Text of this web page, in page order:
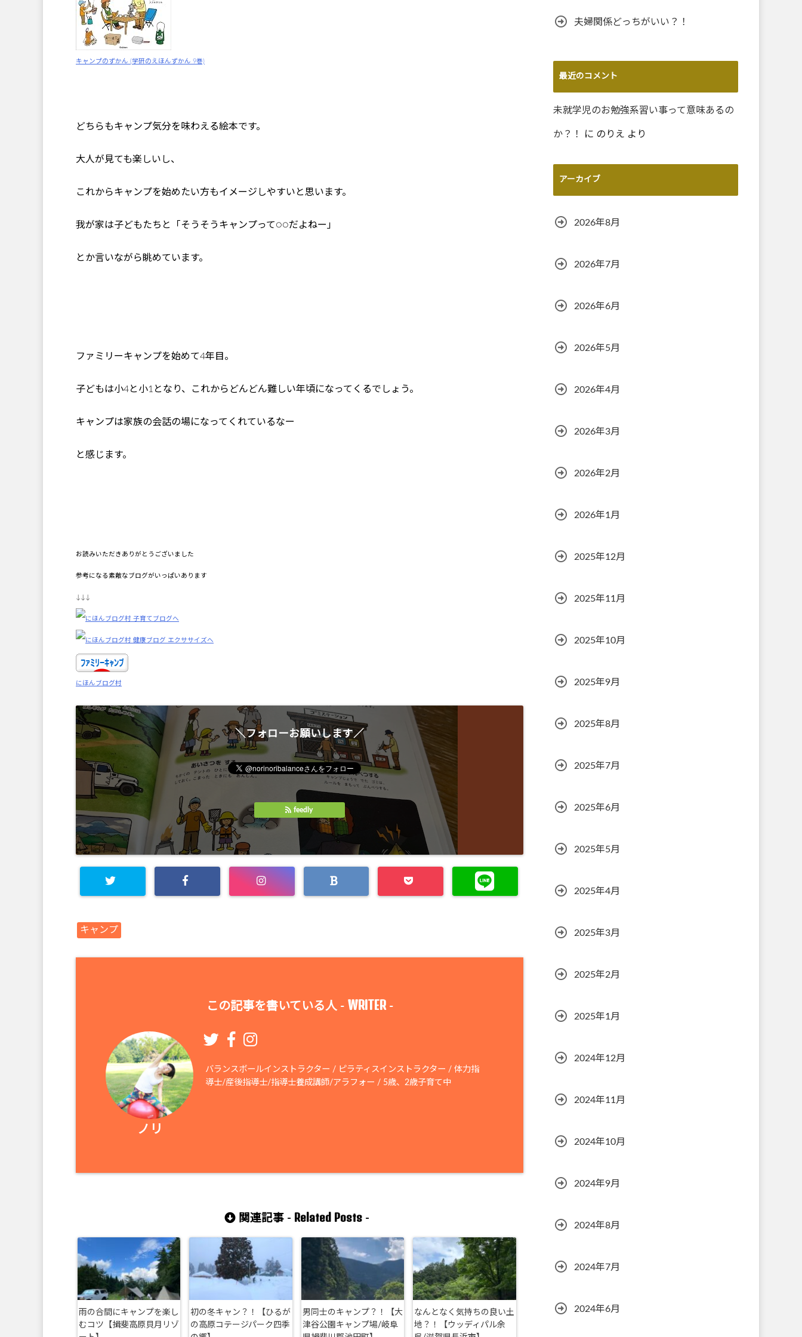
キャンプのずかん (学研のえほんずかん 9巻)
どちらもキャンプ気分を味わえる絵本です。
大人が見ても楽しいし、
これからキャンプを始めたい方もイメージしやすいと思います。
我が家は子どもたちと「そうそうキャンプって○○だよねー」
とか言いながら眺めています。
ファミリーキャンプを始めて4年目。
子どもは小4と小1となり、これからどんどん難しい年頃になってくるでしょう。
キャンプは家族の会話の場になってくれているなー
と感じます。
お読みいただきありがとうございました
参考になる素敵なブログがいっぱいあります
↓↓↓
にほんブログ村
＼フォローお願いします／
feedly
キャンプ
この記事を書いている人 - WRITER-
ノリ
バランスボールインストラクター / ピラティスインストラクター / 体力指
導士/産後指導士/指導士養成講師/アラフォー / 5歳、2歳子育て中
関連記事 - Related Posts-
雨の合間にキャンプを楽し
むコツ【揖斐高原貝月リゾ
初の冬キャン？！【ひるが
の高原コテージパーク四季
男同士のキャンプ？！【大
津谷公園キャンプ場/岐阜
なんとなく気持ちの良い土
地？！【ウッディパル余
夫婦関係どっちがいい？！
最近のコメント
未就学児のお勉強系習い事って意味あるの
か？！ に のりえ より
アーカイブ
2026年8月
2026年7月
2026年6月
2026年5月
2026年4月
2026年3月
2026年2月
2026年1月
2025年12月
2025年11月
2025年10月
2025年9月
2025年8月
2025年7月
2025年6月
2025年5月
2025年4月
2025年3月
2025年2月
2025年1月
2024年12月
2024年11月
2024年10月
2024年9月
2024年8月
2024年7月
2024年6月